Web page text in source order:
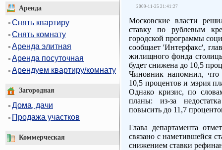
Аренда
Снять квартиру
Снять комнату
Аренда элитная
Аренда посуточная
Арендуем квартиру/комнату
Загородная
Дома, дачи
Продажа участков
Коммерческая
2009-11-25 21:41:27
Московские власти
ставку по рублевым
городской программы
сообщает 'Интерфакс',
жилищного фонда
будет снижена до 10,5
Чиновник напомнил, что
10,5 процентов и мэрия
Однако кризис, по
планы: из-за
повысить до 11,7
Глава департамента
связано с наметившейся
снижением ставки